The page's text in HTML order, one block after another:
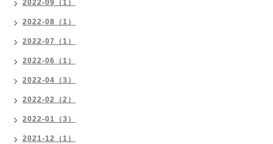
2022-09（1）
2022-08（1）
2022-07（1）
2022-06（1）
2022-04（3）
2022-02（2）
2022-01（3）
2021-12（1）